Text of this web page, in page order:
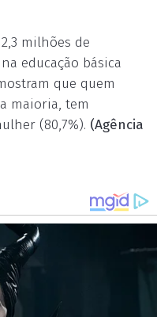
milhões de
educação básica
que quem
maioria, tem
(80,7%). (Agência